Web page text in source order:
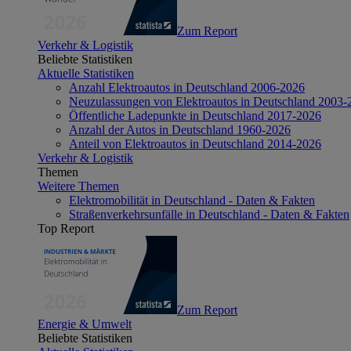
Zum Report
Verkehr & Logistik
Beliebte Statistiken
Aktuelle Statistiken
Anzahl Elektroautos in Deutschland 2006-2026
Neuzulassungen von Elektroautos in Deutschland 2003-
Öffentliche Ladepunkte in Deutschland 2017-2026
Anzahl der Autos in Deutschland 1960-2026
Anteil von Elektroautos in Deutschland 2014-2026
Verkehr & Logistik
Themen
Weitere Themen
Elektromobilität in Deutschland - Daten & Fakten
Straßenverkehrsunfälle in Deutschland - Daten & Fakten
Top Report
Zum Report
Energie & Umwelt
Beliebte Statistiken